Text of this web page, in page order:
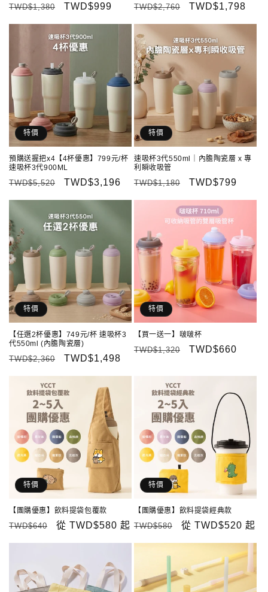
定
TWD$1,380
售
TWD$999
定
TWD$2,760
售
TWD$1,798
特價
預購送握把x4【4杯優惠】799元/杯
速吸杯3代900ML
定
TWD$5,520
售
TWD$3,196
特價
速吸杯3代550ml｜內膽陶瓷層 x 專
利瞬收吸管
定
TWD$1,180
售
TWD$799
特價
【任選2杯優惠】749元/杯 速吸杯3
代550ml (內膽陶瓷層)
定
TWD$2,360
售
TWD$1,498
特價
【買一送一】啵啵杯
定
TWD$1,320
售
TWD$660
特價
【團購優惠】飲料提袋包覆款
定
TWD$640
售
從 TWD$580 起
特價
【團購優惠】飲料提袋經典款
定
TWD$580
售
從 TWD$520 起